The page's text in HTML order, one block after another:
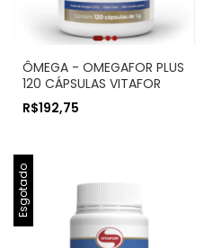
ÔMEGA - OMEGAFOR PLUS
120 CÁPSULAS VITAFOR
R$192,75
Esgotado